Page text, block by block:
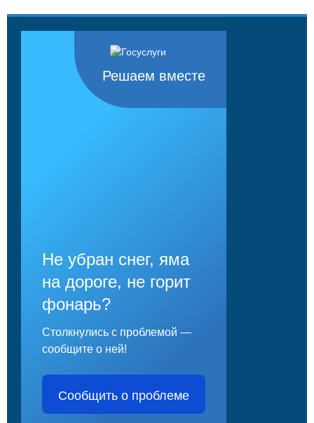
Решаем вместе
Не убран снег, яма
на дороге, не горит
фонарь?
Столкнулись с проблемой —
сообщите о ней!
Сообщить о проблеме